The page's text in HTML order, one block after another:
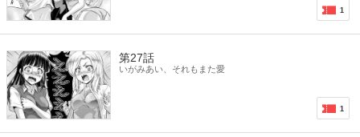
1
第27話
いがみあい、それもまた愛
1